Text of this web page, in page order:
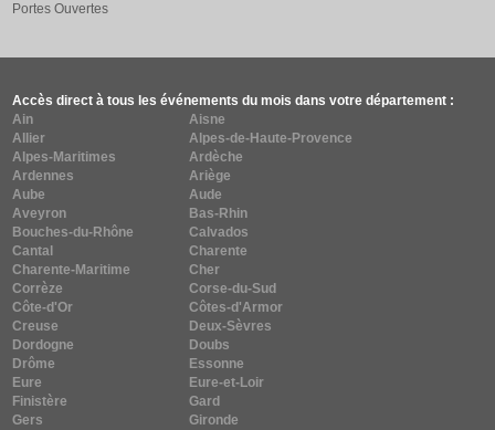
Portes Ouvertes
Accès direct à tous les événements du mois dans votre département :
Ain
Aisne
Allier
Alpes-de-Haute-Provence
Alpes-Maritimes
Ardèche
Ardennes
Ariège
Aube
Aude
Aveyron
Bas-Rhin
Bouches-du-Rhône
Calvados
Cantal
Charente
Charente-Maritime
Cher
Corrèze
Corse-du-Sud
Côte-d'Or
Côtes-d'Armor
Creuse
Deux-Sèvres
Dordogne
Doubs
Drôme
Essonne
Eure
Eure-et-Loir
Finistère
Gard
Gers
Gironde